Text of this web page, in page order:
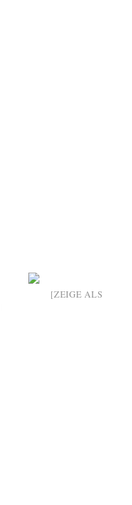
[ZEIGE ALS